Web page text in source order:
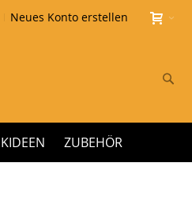
Neues Konto erstellen
ZUBEHÖR